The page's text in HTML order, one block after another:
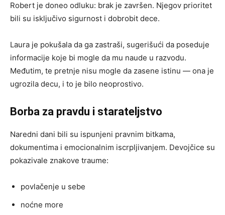
Robert je doneo odluku: brak je završen. Njegov prioritet
bili su isključivo sigurnost i dobrobit dece.
Laura je pokušala da ga zastraši, sugerišući da poseduje
informacije koje bi mogle da mu naude u razvodu.
Međutim, te pretnje nisu mogle da zasene istinu — ona je
ugrozila decu, i to je bilo neoprostivo.
Borba za pravdu i starateljstvo
Naredni dani bili su ispunjeni pravnim bitkama,
dokumentima i emocionalnim iscrpljivanjem. Devojčice su
pokazivale znakove traume:
povlačenje u sebe
noćne more